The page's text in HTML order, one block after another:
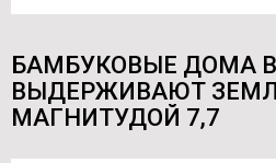
БАМБУКОВЫЕ ДОМА
ВЫДЕРЖИВАЮТ
МАГНИТУДОЙ 7,7